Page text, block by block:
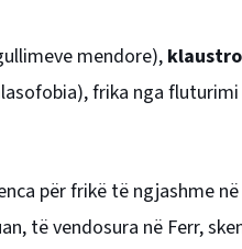
mendore),
frika nga
për frikë të ngjashme
të vendosura në Ferr,